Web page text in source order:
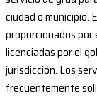
ciudad o municipio.
proporcionados
licenciadas por el
jurisdicción. Los
frecuentemente